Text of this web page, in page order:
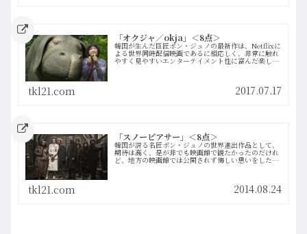
「オクジャ／okja」＜8点＞
韓国が生んだ巨匠ポン・ジュノの最新作は、Netflixに
よる世界同時配信映画であるに相応しく、非常に触れ
やすく見やすいエンターテイメント性に富んだ楽しい
tkl21.com 2017.07.17
「スノーピアサー」＜8点＞
韓国が誇る名匠ポン・ジュノの世界進出作品として、
期待は高く、是が非でも映画館で観たかったのだけれ
ど、地方の映画館では公開されず悔しい思いをした。
tkl21.com 2014.08.24